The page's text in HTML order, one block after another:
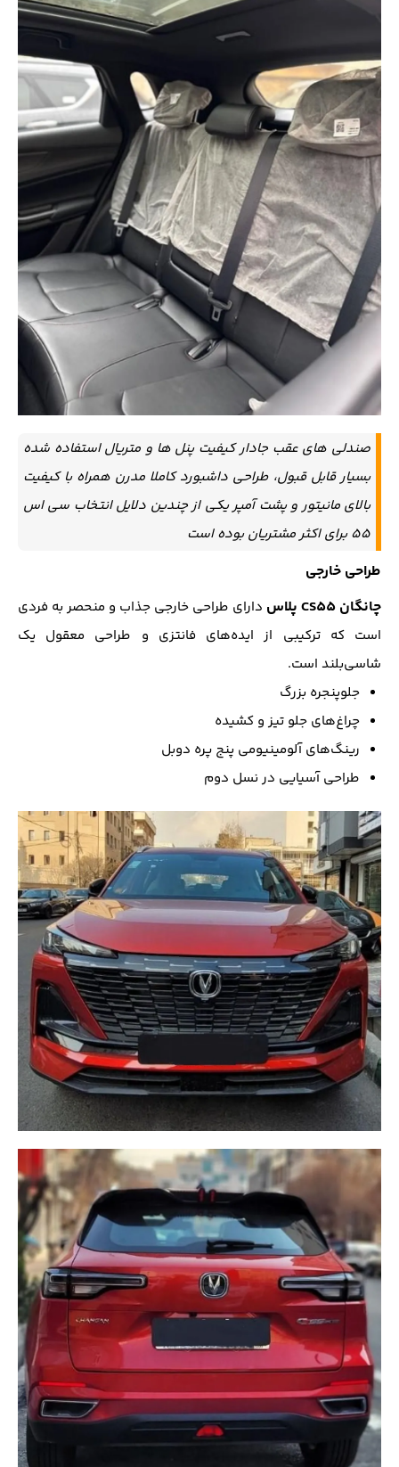
صندلی های عقب جادار کیفیت پنل ها و متریال استفاده شده
بسیار قابل قبول، طراحی داشبورد کاملا مدرن همراه با کیفیت
بالای مانیتور و پشت آمپر یکی از چندین دلایل انتخاب سی اس
55 برای اکثر مشتریان بوده است
طراحی خارجی
چانگان CS55 پلاس
دارای طراحی خارجی جذاب و منحصر به فردی
است که ترکیبی از ایده‌های فانتزی و طراحی معقول یک
شاسی‌بلند است.
جلوپنجره بزرگ
چراغ‌های جلو تیز و کشیده
رینگ‌های آلومینیومی پنج پره دوبل
طراحی آسیایی در نسل دوم